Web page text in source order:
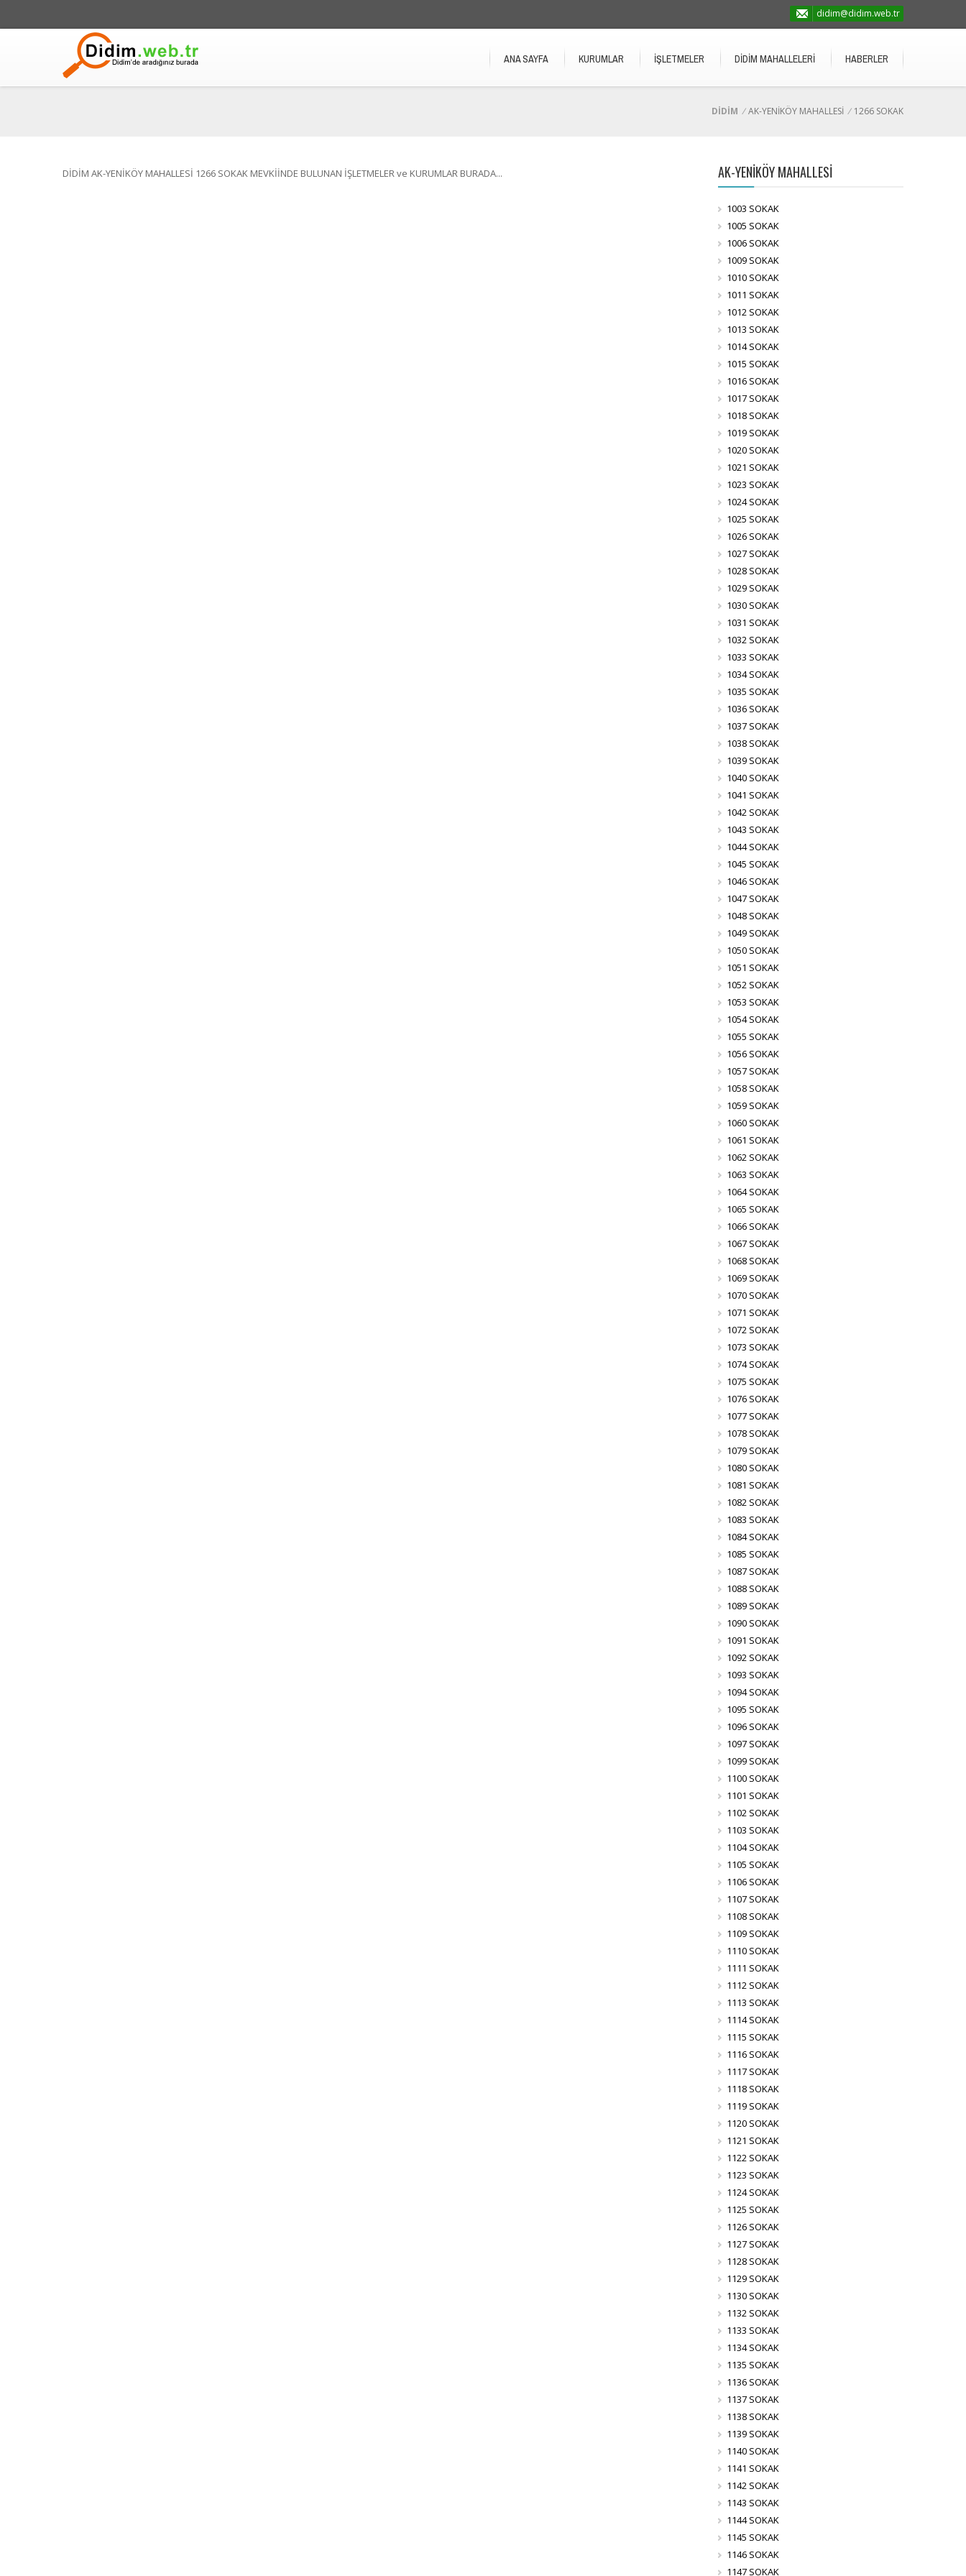
didim@didim.web.tr
ANA SAYFA KURUMLAR İŞLETMELER DİDİM MAHALLELERİ HABERLER
DİDİM /AK-YENİKÖY MAHALLESİ / 1266 SOKAK
DİDİM AK-YENİKÖY MAHALLESİ 1266 SOKAK MEVKİİNDE BULUNAN İŞLETMELER ve KURUMLAR BURADA... AK-YENİKÖY MAHALLESİ
1003 SOKAK
1005 SOKAK
1006 SOKAK
1009 SOKAK
1010 SOKAK
1011 SOKAK
1012 SOKAK
1013 SOKAK
1014 SOKAK
1015 SOKAK
1016 SOKAK
1017 SOKAK
1018 SOKAK
1019 SOKAK
1020 SOKAK
1021 SOKAK
1023 SOKAK
1024 SOKAK
1025 SOKAK
1026 SOKAK
1027 SOKAK
1028 SOKAK
1029 SOKAK
1030 SOKAK
1031 SOKAK
1032 SOKAK
1033 SOKAK
1034 SOKAK
1035 SOKAK
1036 SOKAK
1037 SOKAK
1038 SOKAK
1039 SOKAK
1040 SOKAK
1041 SOKAK
1042 SOKAK
1043 SOKAK
1044 SOKAK
1045 SOKAK
1046 SOKAK
1047 SOKAK
1048 SOKAK
1049 SOKAK
1050 SOKAK
1051 SOKAK
1052 SOKAK
1053 SOKAK
1054 SOKAK
1055 SOKAK
1056 SOKAK
1057 SOKAK
1058 SOKAK
1059 SOKAK
1060 SOKAK
1061 SOKAK
1062 SOKAK
1063 SOKAK
1064 SOKAK
1065 SOKAK
1066 SOKAK
1067 SOKAK
1068 SOKAK
1069 SOKAK
1070 SOKAK
1071 SOKAK
1072 SOKAK
1073 SOKAK
1074 SOKAK
1075 SOKAK
1076 SOKAK
1077 SOKAK
1078 SOKAK
1079 SOKAK
1080 SOKAK
1081 SOKAK
1082 SOKAK
1083 SOKAK
1084 SOKAK
1085 SOKAK
1087 SOKAK
1088 SOKAK
1089 SOKAK
1090 SOKAK
1091 SOKAK
1092 SOKAK
1093 SOKAK
1094 SOKAK
1095 SOKAK
1096 SOKAK
1097 SOKAK
1099 SOKAK
1100 SOKAK
1101 SOKAK
1102 SOKAK
1103 SOKAK
1104 SOKAK
1105 SOKAK
1106 SOKAK
1107 SOKAK
1108 SOKAK
1109 SOKAK
1110 SOKAK
1111 SOKAK
1112 SOKAK
1113 SOKAK
1114 SOKAK
1115 SOKAK
1116 SOKAK
1117 SOKAK
1118 SOKAK
1119 SOKAK
1120 SOKAK
1121 SOKAK
1122 SOKAK
1123 SOKAK
1124 SOKAK
1125 SOKAK
1126 SOKAK
1127 SOKAK
1128 SOKAK
1129 SOKAK
1130 SOKAK
1132 SOKAK
1133 SOKAK
1134 SOKAK
1135 SOKAK
1136 SOKAK
1137 SOKAK
1138 SOKAK
1139 SOKAK
1140 SOKAK
1141 SOKAK
1142 SOKAK
1143 SOKAK
1144 SOKAK
1145 SOKAK
1146 SOKAK
1147 SOKAK